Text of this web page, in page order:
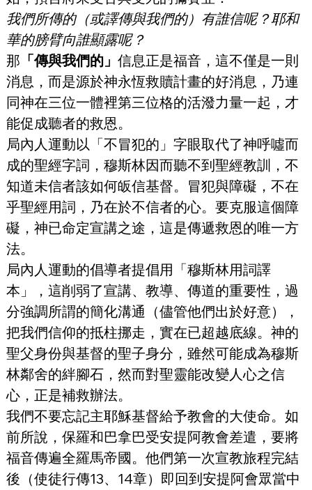
我們所傳的（或譯傳與我們的）有誰信呢？耶和
華的膀臂向誰顯露呢？
那 「傳與我們的」 信息正是福音，這不僅是一則
消息，而是源於神永恆救贖計畫的好消息，乃連
同神在三位一體裡第三位格的活潑力量一起，才
能促成聽者的救恩。
局內人運動以「不冒犯的」字眼取代了神呼噓而
成的聖經字詞，穆斯林因而聽不到聖經教訓，不
知道未信者該如何皈信基督。冒犯與障礙，不在
乎聖經用詞，乃在於不信者的心。要克服這個障
礙，神已命定宣講之途，這是傳遞救恩的唯一方
法。
局內人運動的倡導者提倡用「穆斯林用詞譯
本」，這削弱了宣講、教導、傳道的重要性，過
分強調所謂的簡化溝通（儘管他們出於好意），
把我們信仰的抵柱挪走，實在已超越底線。神的
聖父身份與基督的聖子身分，雖然可能成為穆斯
林鄰舍的絆腳石，然而對聖靈能改變人心之信
心，正是補救辦法。
我們不要忘記主耶穌基督給予教會的大使命。如
前所說，保羅和巴拿巴受安提阿教會差遣，要將
福音傳遍全羅馬帝國。他們第一次宣教旅程完結
後（使徒行傳13、14章）即回到安提阿會眾當中